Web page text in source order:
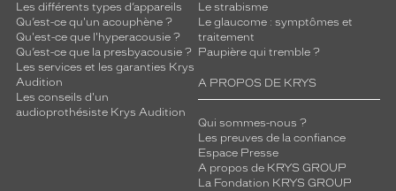
Les différents types d’appareils
Qu’est-ce qu'un acouphène ?
Qu'est-ce que l'hyperacousie ?
Qu’est-ce que la presbyacousie ?
Les services et les garanties Krys
Audition
Les conseils d'un
audioprothésiste Krys Audition
Le strabisme
Le glaucome : symptômes et
traitement
Paupière qui tremble ?
A PROPOS DE KRYS
Qui sommes-nous ?
Les preuves de la confiance
Espace Presse
A propos de KRYS GROUP
La Fondation KRYS GROUP